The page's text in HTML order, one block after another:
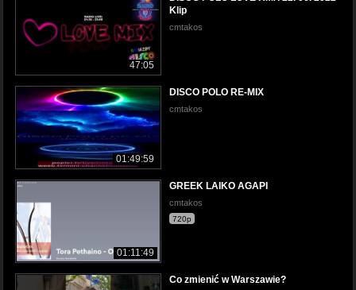
47:05
Klip
cmtakos
01:49:59
DISCO POLO RE-MIX
cmtakos
01:11:49
GREEK LAIKO AGAPI
cmtakos
720p
Co zmienić w Warszawie?